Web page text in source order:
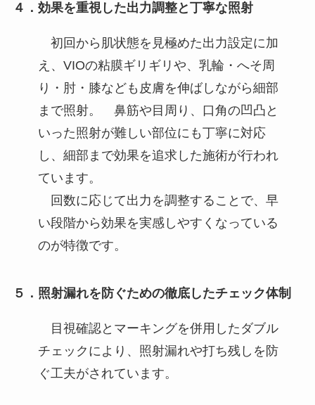
４．効果を重視した出力調整と丁寧な照射
初回から肌状態を見極めた出力設定に加
え、VIOの粘膜ギリギリや、乳輪・へそ周
り・肘・膝なども皮膚を伸ばしながら細部
まで照射。 鼻筋や目周り、口角の凹凸と
いった照射が難しい部位にも丁寧に対応
し、細部まで効果を追求した施術が行われ
ています。
回数に応じて出力を調整することで、早
い段階から効果を実感しやすくなっている
のが特徴です。
５．照射漏れを防ぐための徹底したチェック体制
目視確認とマーキングを併用したダブル
チェックにより、照射漏れや打ち残しを防
ぐ工夫がされています。